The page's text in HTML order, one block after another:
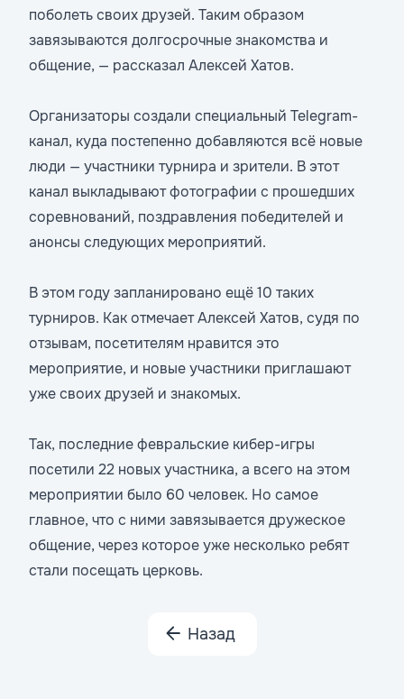
поболеть своих друзей. Таким образом
завязываются долгосрочные знакомства и
общение, — рассказал Алексей Хатов.
Организаторы создали специальный Telegram-
канал, куда постепенно добавляются всё новые
люди — участники турнира и зрители. В этот
канал выкладывают фотографии с прошедших
соревнований, поздравления победителей и
анонсы следующих мероприятий.
В этом году запланировано ещё 10 таких
турниров. Как отмечает Алексей Хатов, судя по
отзывам, посетителям нравится это
мероприятие, и новые участники приглашают
уже своих друзей и знакомых.
Так, последние февральские кибер-игры
посетили 22 новых участника, а всего на этом
мероприятии было 60 человек. Но самое
главное, что с ними завязывается дружеское
общение, через которое уже несколько ребят
стали посещать церковь.
Назад